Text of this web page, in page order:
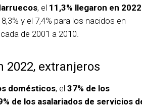
, el 11,3% llegaron en 2022
y el 7,4% para los nacidos en
de 2001 a 2010.
2022, extranjeros
domésticos, el 37% de los
de los asalariados de servicios